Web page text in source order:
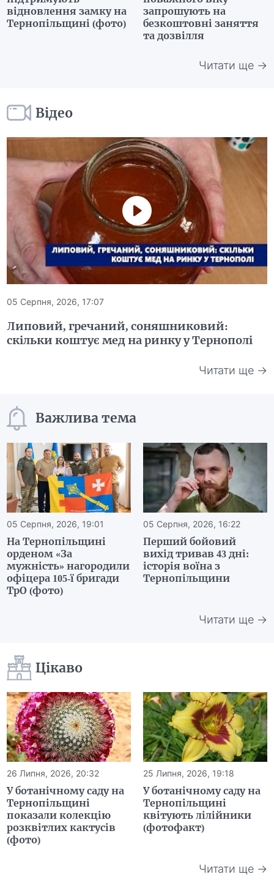
відновлення замку на
Тернопільщині (фото)
запрошують на
безкоштовні заняття
та дозвілля
Читати ще →
Відео
05 Серпня, 2026, 17:07
Липовий, гречаний, соняшниковий:
скільки коштує мед на ринку у Тернополі
Читати ще →
Важлива тема
05 Серпня, 2026, 19:01
На Тернопільщині
орденом «За
мужність» нагородили
офіцера 105-ї бригади
ТрО (фото)
05 Серпня, 2026, 16:22
Перший бойовий
вихід тривав 43 дні:
історія воїна з
Тернопільщини
Читати ще →
Цікаво
26 Липня, 2026, 20:32
У ботанічному саду на
Тернопільщині
показали колекцію
розквітлих кактусів
(фото)
25 Липня, 2026, 19:18
У ботанічному саду на
Тернопільщині
квітують лілійники
(фотофакт)
Читати ще →